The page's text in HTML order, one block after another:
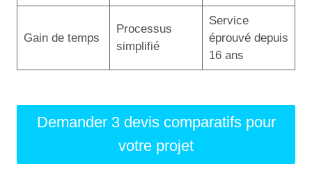
Gain de temps
Processus
simplifié
Service
éprouvé depuis
16 ans
Demander 3 devis comparatifs pour
votre projet